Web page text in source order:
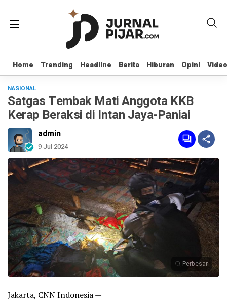
Home Trending Headline Berita Hiburan Opini Video
Home Trending Headline Berita Hiburan Opini Video
NASIONAL
Satgas Tembak Mati Anggota KKB
Kerap Beraksi di Intan Jaya-Paniai
admin
9 Jul 2024
Perbesar
Jakarta, CNN Indonesia —